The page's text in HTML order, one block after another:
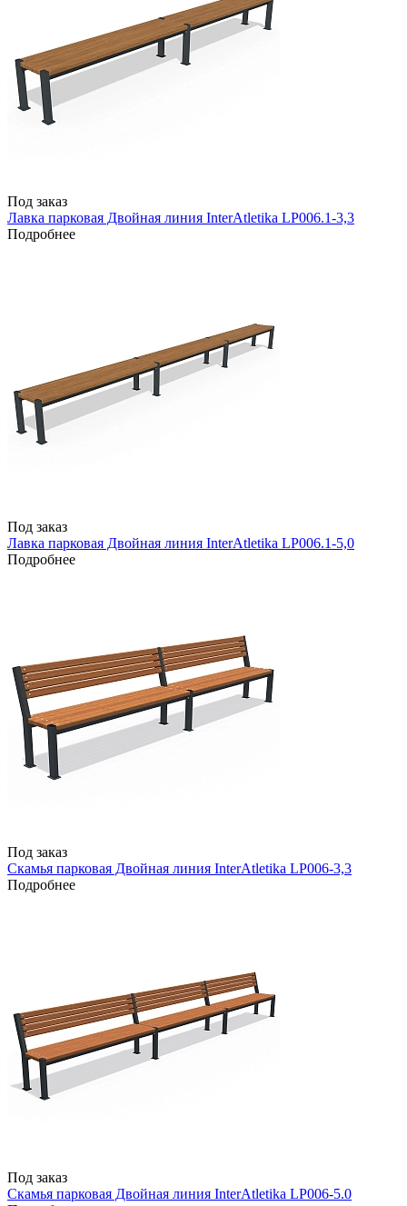
Под заказ
Лавка парковая Двойная линия InterAtletika LP006.1-3,3
Подробнее
Под заказ
Лавка парковая Двойная линия InterAtletika LP006.1-5,0
Подробнее
Под заказ
Скамья парковая Двойная линия InterAtletika LP006-3,3
Подробнее
Под заказ
Скамья парковая Двойная линия InterAtletika LP006-5.0